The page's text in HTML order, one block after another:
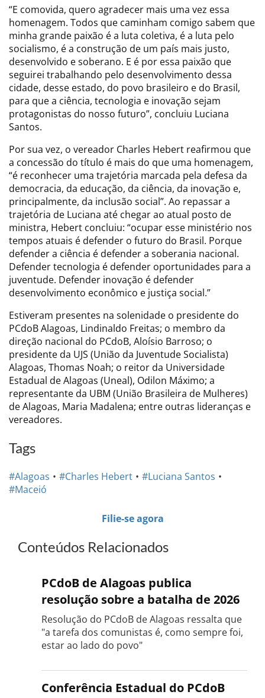
“E comovida, quero agradecer mais uma vez essa
homenagem. Todos que caminham comigo sabem que
minha grande paixão é a luta coletiva, é a luta pelo
socialismo, é a construção de um país mais justo,
desenvolvido e soberano. E é por essa paixão que
seguirei trabalhando pelo desenvolvimento dessa
cidade, desse estado, do povo brasileiro e do Brasil,
para que a ciência, tecnologia e inovação sejam
protagonistas do nosso futuro”, concluiu Luciana
Santos.
Por sua vez, o vereador Charles Hebert reafirmou que
a concessão do título é mais do que uma homenagem,
“é reconhecer uma trajetória marcada pela defesa da
democracia, da educação, da ciência, da inovação e,
principalmente, da inclusão social”. Ao repassar a
trajetória de Luciana até chegar ao atual posto de
ministra, Hebert concluiu: “ocupar esse ministério nos
tempos atuais é defender o futuro do Brasil. Porque
defender a ciência é defender a soberania nacional.
Defender tecnologia é defender oportunidades para a
juventude. Defender inovação é defender
desenvolvimento econômico e justiça social.”
Estiveram presentes na solenidade o presidente do
PCdoB Alagoas, Lindinaldo Freitas; o membro da
direção nacional do PCdoB, Aloísio Barroso; o
presidente da UJS (União da Juventude Socialista)
Alagoas, Thomas Noah; o reitor da Universidade
Estadual de Alagoas (Uneal), Odilon Máximo; a
representante da UBM (União Brasileira de Mulheres)
de Alagoas, Maria Madalena; entre outras lideranças e
vereadores.
Tags
#Alagoas #Charles Hebert
#Luciana Santos
#Maceió
Filie-se agora
Conteúdos Relacionados
PCdoB de Alagoas publica
resolução sobre a batalha de 2026
Resolução do PCdoB de Alagoas ressalta que
"a tarefa dos comunistas é, como sempre foi,
estar ao lado do povo"
Conferência Estadual do PCdoB